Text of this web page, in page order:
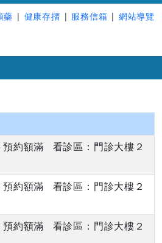
藥 | 健康存摺 | 服務信箱 | 網站導覽
約額滿 看診區：門診大樓２
約額滿 看診區：門診大樓２
約額滿 看診區：門診大樓２